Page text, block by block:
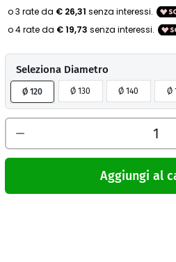
Seleziona Diametro
Ø 120 Ø 130 Ø 140 Ø
Aggiungi al